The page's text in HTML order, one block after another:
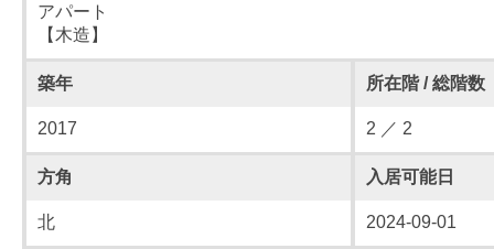
アパート
【木造】
築年 所在階 / 総階数
2017 2 ／ 2
方角 入居可能日
北 2024-09-01